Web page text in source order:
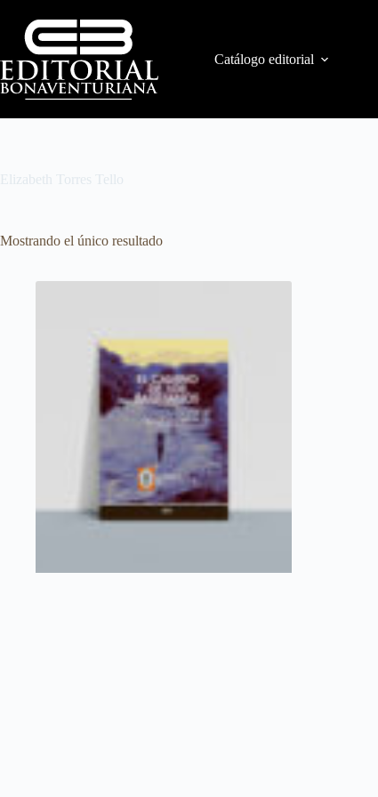
Catálogo editorial
Elizabeth Torres Tello
Mostrando el único resultado